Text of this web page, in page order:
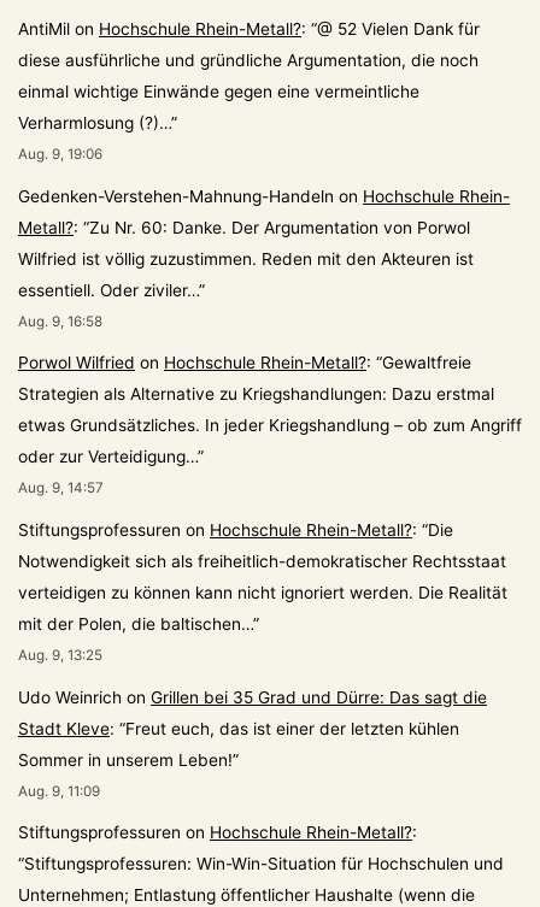
AntiMil on Hochschule Rhein-Metall?: “@ 52 Vielen Dank für
diese ausführliche und gründliche Argumentation, die noch
einmal wichtige Einwände gegen eine vermeintliche
Verharmlosung (?)…”
Aug. 9, 19:06
Gedenken-Verstehen-Mahnung-Handeln on Hochschule Rhein-
Metall?: “Zu Nr. 60: Danke. Der Argumentation von Porwol
Wilfried ist völlig zuzustimmen. Reden mit den Akteuren ist
essentiell. Oder ziviler…”
Aug. 9, 16:58
Porwol Wilfried on Hochschule Rhein-Metall?: “Gewaltfreie
Strategien als Alternative zu Kriegshandlungen: Dazu erstmal
etwas Grundsätzliches. In jeder Kriegshandlung – ob zum Angriff
oder zur Verteidigung…”
Aug. 9, 14:57
Stiftungsprofessuren on Hochschule Rhein-Metall?: “Die
Notwendigkeit sich als freiheitlich-demokratischer Rechtsstaat
verteidigen zu können kann nicht ignoriert werden. Die Realität
mit der Polen, die baltischen…”
Aug. 9, 13:25
Udo Weinrich on Grillen bei 35 Grad und Dürre: Das sagt die
Stadt Kleve: “Freut euch, das ist einer der letzten kühlen
Sommer in unserem Leben!”
Aug. 9, 11:09
Stiftungsprofessuren on Hochschule Rhein-Metall?:
“Stiftungsprofessuren: Win-Win-Situation für Hochschulen und
Unternehmen; Entlastung öffentlicher Haushalte (wenn die